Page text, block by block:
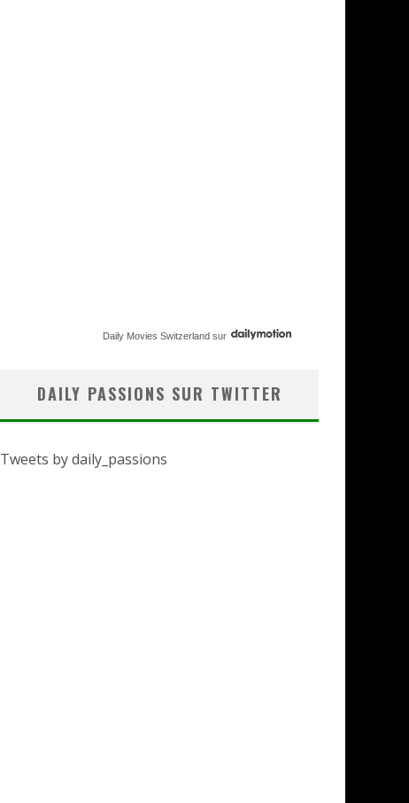
Daily Movies Switzerland sur
DAILY PASSIONS SUR TWITTER
Tweets by daily_passions